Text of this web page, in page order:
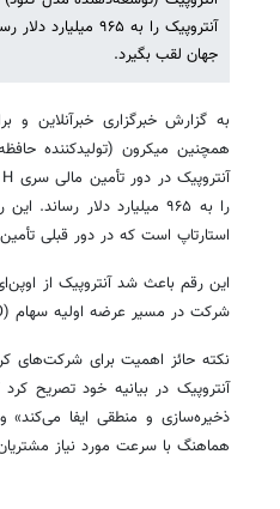
آنتروپیک را به
جهان لقب بگیرد.
به گزارش خبرگزاری خبرآنلاین
همچنین میکرون (تولیدکننده
استارتاپ است که در دور قبلی تأمین مالی در
شرکت در مسیر عرضه اولیه سهام (IPO) در سال جاری میلادی حرکت می‌کنند.
نکته حائز اهمیت برای شرکت‌های
آنتروپیک در بیانیه خود تصریح
ذخیره‌سازی و منطقی ایفا
هماهنگ با سرعت مورد نیاز